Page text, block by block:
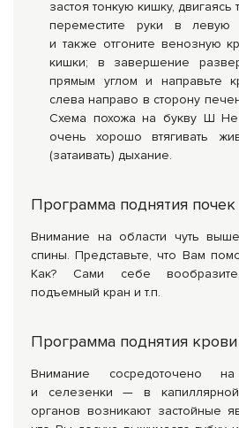
застоя тонкую кишку, двигаясь
переместите руки в левую
и также отгоните венозную
кишки; в завершение
прямым углом и направьте
слева направо в сторону
Схема похожа на букву Ш Не
очень хорошо втягивать
(затаивать) дыхание.
Программа поднятия почек
Внимание на области чуть
спины. Представьте, что Вам
Как? Сами себе
подъемный кран и т.п.
Программа поднятия крови
Внимание сосредоточено
и селезенки — в
органов возникают застойные